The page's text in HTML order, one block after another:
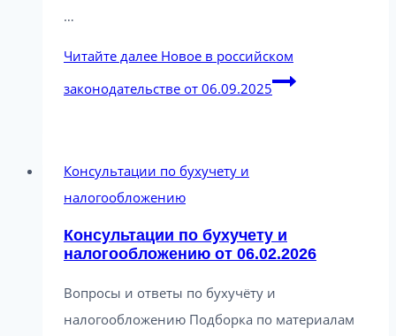
…
Читайте далее Новое в российском
законодательстве от 06.09.2025
Консультации по бухучету и
налогообложению
Консультации по бухучету и
налогообложению от 06.02.2026
Вопросы и ответы по бухучёту и
налогообложению Подборка по материалам